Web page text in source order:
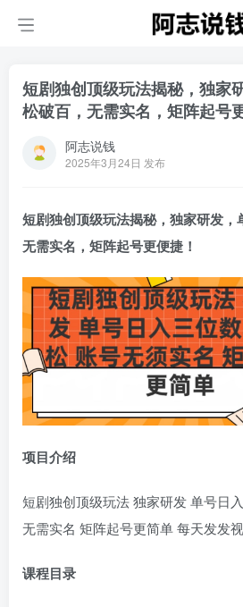
短剧独创顶级玩法揭秘，独家
松破百，无需实名，矩阵起号
阿志说钱
2025年3月24日 发布
短剧独创顶级玩法揭秘，独家研发，
无需实名，矩阵起号更便捷！
项目介绍
短剧独创顶级玩法 独家研发 单号日
无需实名 矩阵起号更简单 每天发发
课程目录